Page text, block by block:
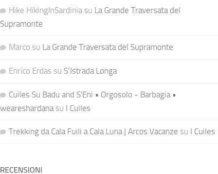
Hike HikingInSardinia su La Grande Traversata del
Supramonte
Marco su La Grande Traversata del Supramonte
Enrico Erdas su S’Istrada Longa
Cuiles Su Badu and S'Eni • Orgosolo - Barbagia •
weareshardana su I Cuiles
Trekking da Cala Fuili a Cala Luna | Arcos Vacanze su I Cuiles
RECENSIONI